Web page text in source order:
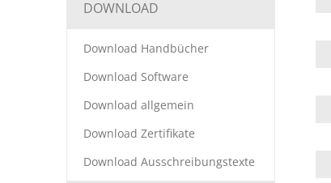
DOWNLOAD
Download Handbücher
Download Software
Download allgemein
Download Zertifikate
Download Ausschreibungstexte